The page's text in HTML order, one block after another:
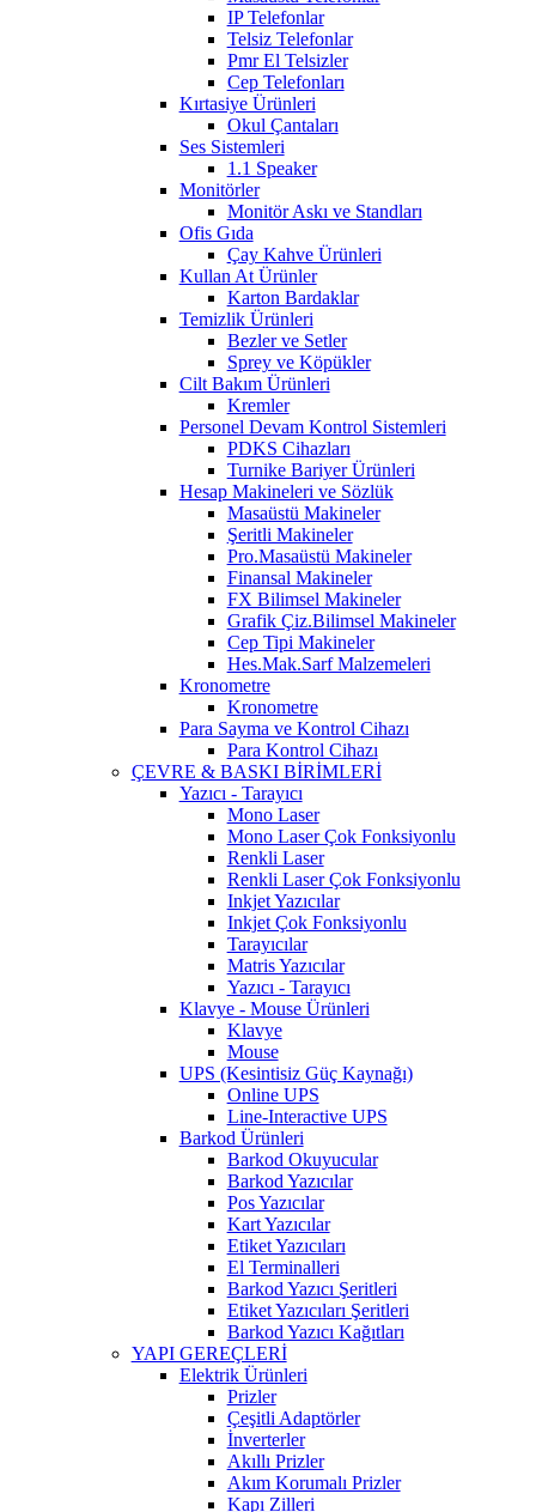
IP Telefonlar
Telsiz Telefonlar
Pmr El Telsizler
Cep Telefonları
Kırtasiye Ürünleri
Okul Çantaları
Ses Sistemleri
1.1 Speaker
Monitörler
Monitör Askı ve Standları
Ofis Gıda
Çay Kahve Ürünleri
Kullan At Ürünler
Karton Bardaklar
Temizlik Ürünleri
Bezler ve Setler
Sprey ve Köpükler
Cilt Bakım Ürünleri
Kremler
Personel Devam Kontrol Sistemleri
PDKS Cihazları
Turnike Bariyer Ürünleri
Hesap Makineleri ve Sözlük
Masaüstü Makineler
Şeritli Makineler
Pro.Masaüstü Makineler
Finansal Makineler
FX Bilimsel Makineler
Grafik Çiz.Bilimsel Makineler
Cep Tipi Makineler
Hes.Mak.Sarf Malzemeleri
Kronometre
Kronometre
Para Sayma ve Kontrol Cihazı
Para Kontrol Cihazı
ÇEVRE & BASKI BİRİMLERİ
Yazıcı - Tarayıcı
Mono Laser
Mono Laser Çok Fonksiyonlu
Renkli Laser
Renkli Laser Çok Fonksiyonlu
Inkjet Yazıcılar
Inkjet Çok Fonksiyonlu
Tarayıcılar
Matris Yazıcılar
Yazıcı - Tarayıcı
Klavye - Mouse Ürünleri
Klavye
Mouse
UPS (Kesintisiz Güç Kaynağı)
Online UPS
Line-Interactive UPS
Barkod Ürünleri
Barkod Okuyucular
Barkod Yazıcılar
Pos Yazıcılar
Kart Yazıcılar
Etiket Yazıcıları
El Terminalleri
Barkod Yazıcı Şeritleri
Etiket Yazıcıları Şeritleri
Barkod Yazıcı Kağıtları
YAPI GEREÇLERİ
Elektrik Ürünleri
Prizler
Çeşitli Adaptörler
İnverterler
Akıllı Prizler
Akım Korumalı Prizler
Kapı Zilleri